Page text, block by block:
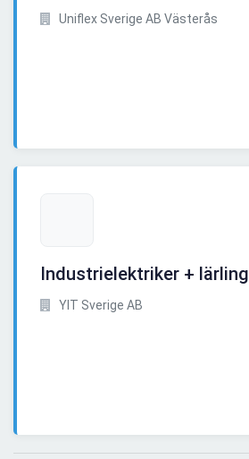
Uniflex Sverige AB Västerås
Industrielektriker + lärling
YIT Sverige AB